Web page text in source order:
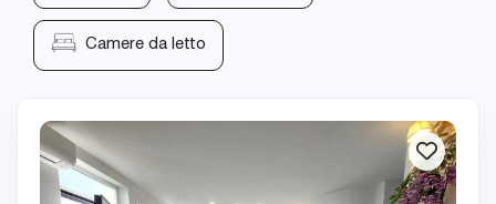
Camere da letto